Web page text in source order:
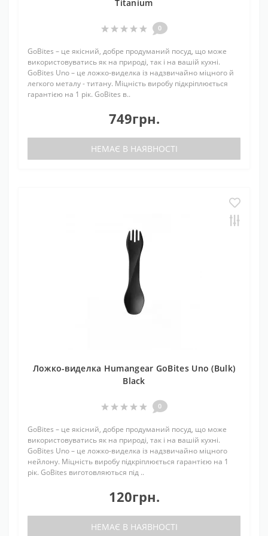
Titanium
0
GoBites – це якісний, добре продуманий посуд, що може
використовуватись як на природі, так і на вашій кухні.
GoBites Uno – це ложко-виделка із надзвичайно міцного й
легкого металу - титану. Міцність виробу підкріплюється
гарантією на 1 рік. GoBites в..
749грн.
НЕМАЄ В НАЯВНОСТІ
Ложко-виделка Humangear GoBites Uno (Bulk)
Black
0
GoBites – це якісний, добре продуманий посуд, що може
використовуватись як на природі, так і на вашій кухні.
GoBites Uno – це ложко-виделка із надзвичайно міцного
нейлону. Міцність виробу підкріплюється гарантією на 1
рік. GoBites виготовляються під ..
120грн.
НЕМАЄ В НАЯВНОСТІ